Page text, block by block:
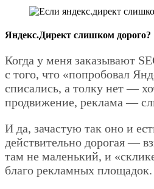
Яндекс.Директ слишком дорого?
Когда у меня заказывают
с того, что «попробовал
списались, а толку нет —
продвижение, реклама —
И да, зачастую так оно и
действительно дорогая —
там не маленький, и
благо рекламных площадок.